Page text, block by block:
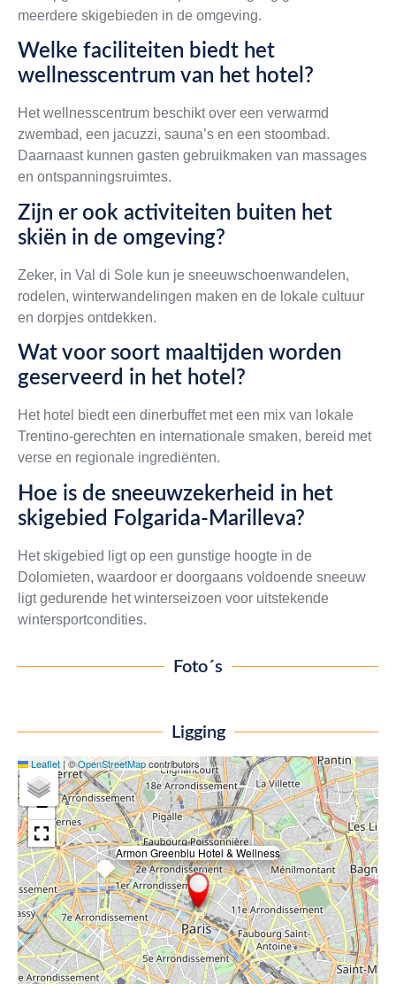
meerdere skigebieden in de omgeving.
Welke faciliteiten biedt het
wellnesscentrum van het hotel?
Het wellnesscentrum beschikt over een verwarmd
zwembad, een jacuzzi, sauna’s en een stoombad.
Daarnaast kunnen gasten gebruikmaken van massages
en ontspanningsruimtes.
Zijn er ook activiteiten buiten het
skiën in de omgeving?
Zeker, in Val di Sole kun je sneeuwschoenwandelen,
rodelen, winterwandelingen maken en de lokale cultuur
en dorpjes ontdekken.
Wat voor soort maaltijden worden
geserveerd in het hotel?
Het hotel biedt een dinerbuffet met een mix van lokale
Trentino-gerechten en internationale smaken, bereid met
verse en regionale ingrediënten.
Hoe is de sneeuwzekerheid in het
skigebied Folgarida-Marilleva?
Het skigebied ligt op een gunstige hoogte in de
Dolomieten, waardoor er doorgaans voldoende sneeuw
ligt gedurende het winterseizoen voor uitstekende
wintersportcondities.
Foto´s
Ligging
Armon Greenblu Hotel & Wellness
×
+
−
Leaflet |©OpenStreetMapcontributors